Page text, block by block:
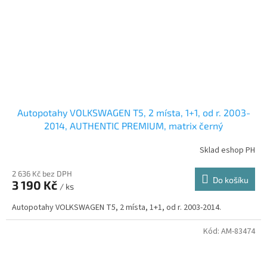
Autopotahy VOLKSWAGEN T5, 2 místa, 1+1, od r. 2003-
2014, AUTHENTIC PREMIUM, matrix černý
Sklad eshop PH
2 636 Kč bez DPH
3 190 Kč / ks
Do košíku
Autopotahy VOLKSWAGEN T5, 2 místa, 1+1, od r. 2003-2014.
Kód: AM-83474